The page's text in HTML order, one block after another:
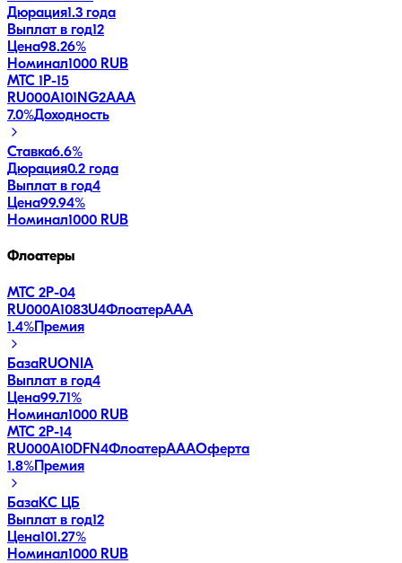
Дюрация1.3 года
Выплат в год12
Цена98.26%
Номинал1000 RUB
МТС 1P-15
RU000A101NG2AAA
7.0%Доходность
Ставка6.6%
Дюрация0.2 года
Выплат в год4
Цена99.94%
Номинал1000 RUB
Флоатеры
МТС 2P-04
RU000A1083U4ФлоатерAAA
1.4%Премия
БазаRUONIA
Выплат в год4
Цена99.71%
Номинал1000 RUB
МТС 2P-14
RU000A10DFN4ФлоатерAAAОферта
1.8%Премия
БазаКС ЦБ
Выплат в год12
Цена101.27%
Номинал1000 RUB